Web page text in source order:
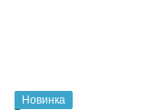
Новинка